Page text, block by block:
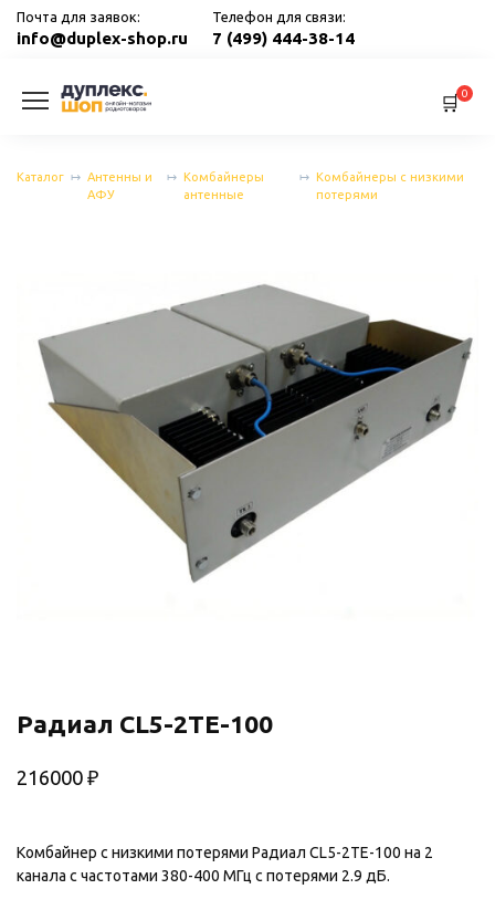
Перейти
Почта для заявок:
info@duplex-shop.ru
Телефон для связи:
7 (499) 444-38-14
0
Каталог
Антенны и
АФУ
Комбайнеры
антенные
Комбайнеры с низкими
потерями
Радиал CL5-2TE-100
216000 ₽
Комбайнер с низкими потерями Радиал CL5-2TE-100 на 2
канала с частотами 380-400 МГц с потерями 2.9 дБ.